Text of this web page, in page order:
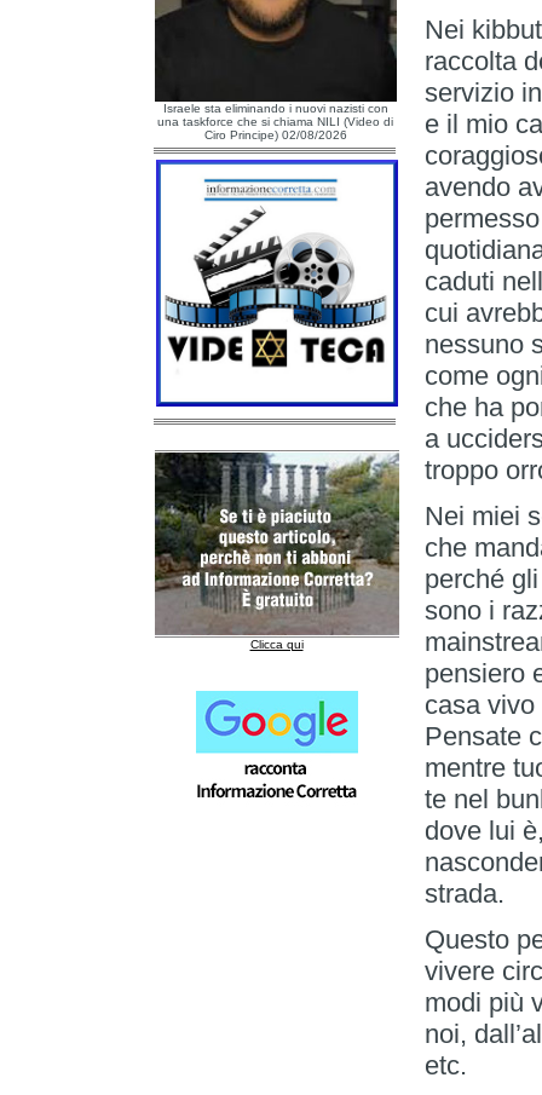
Israele sta eliminando i nuovi nazisti con
una taskforce che si chiama NILI (Video di
Ciro Principe) 02/08/2026
Clicca qui
Nei
raccolta
servizio
e il mio
avendo
caduti
cui
nessuno
come
che ha
a
troppo
Nei miei
che
perché
sono i
pensiero
casa vivo
Pensate
mentre
te nel
dove lui
strada.
Questo
vivere
modi più
noi,
etc.